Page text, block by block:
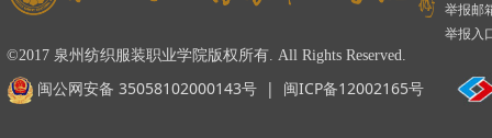
©2017 泉州纺织服装职业学院版权所有. All Rights Reserved.
闽公网安备 35058102000143号 | 闽ICP备12002165号
举报邮
举报入